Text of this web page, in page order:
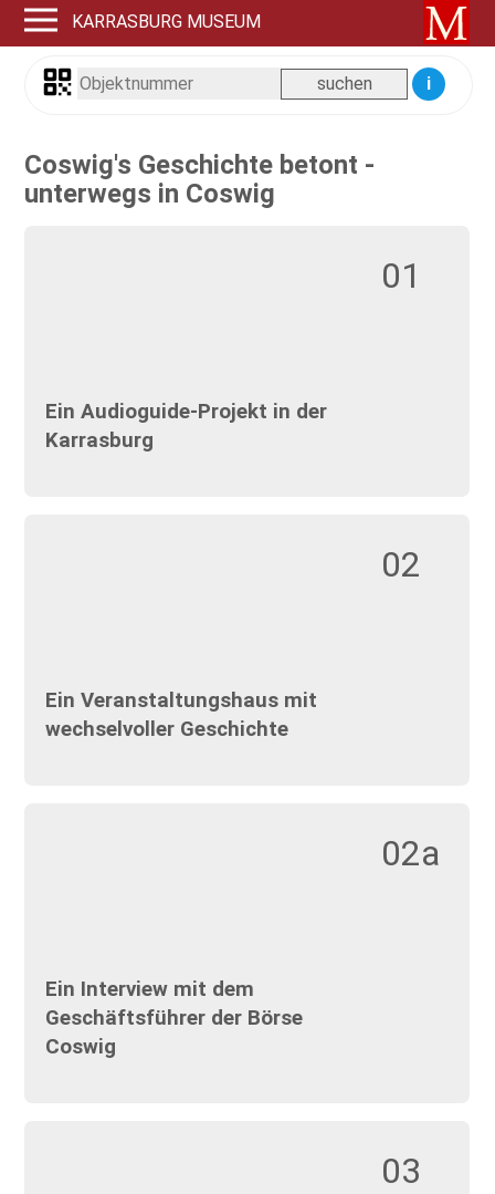
KARRASBURG MUSEUM
i
Coswig's Geschichte betont -
unterwegs in Coswig
01
Ein Audioguide-Projekt in der
Karrasburg
02
Ein Veranstaltungshaus mit
wechselvoller Geschichte
02a
Ein Interview mit dem
Geschäftsführer der Börse
Coswig
03